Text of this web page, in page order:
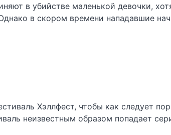
в убийстве маленькой девочки,
в скором времени нападавшие
Хэллфест, чтобы как следует
неизвестным образом попадает